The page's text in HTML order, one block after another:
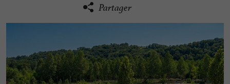
Partager